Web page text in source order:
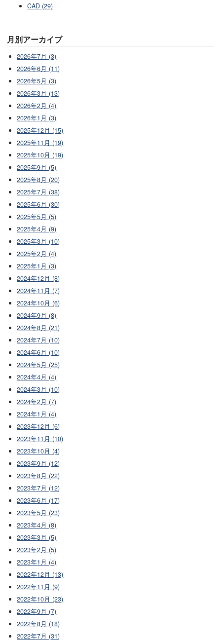
CAD (29)
月別アーカイブ
2026年7月 (3)
2026年6月 (11)
2026年5月 (3)
2026年3月 (13)
2026年2月 (4)
2026年1月 (3)
2025年12月 (15)
2025年11月 (19)
2025年10月 (19)
2025年9月 (5)
2025年8月 (20)
2025年7月 (38)
2025年6月 (30)
2025年5月 (5)
2025年4月 (9)
2025年3月 (10)
2025年2月 (4)
2025年1月 (3)
2024年12月 (8)
2024年11月 (7)
2024年10月 (6)
2024年9月 (8)
2024年8月 (21)
2024年7月 (10)
2024年6月 (10)
2024年5月 (25)
2024年4月 (4)
2024年3月 (10)
2024年2月 (7)
2024年1月 (4)
2023年12月 (6)
2023年11月 (10)
2023年10月 (4)
2023年9月 (12)
2023年8月 (22)
2023年7月 (12)
2023年6月 (17)
2023年5月 (23)
2023年4月 (8)
2023年3月 (5)
2023年2月 (5)
2023年1月 (4)
2022年12月 (13)
2022年11月 (9)
2022年10月 (23)
2022年9月 (7)
2022年8月 (18)
2022年7月 (31)